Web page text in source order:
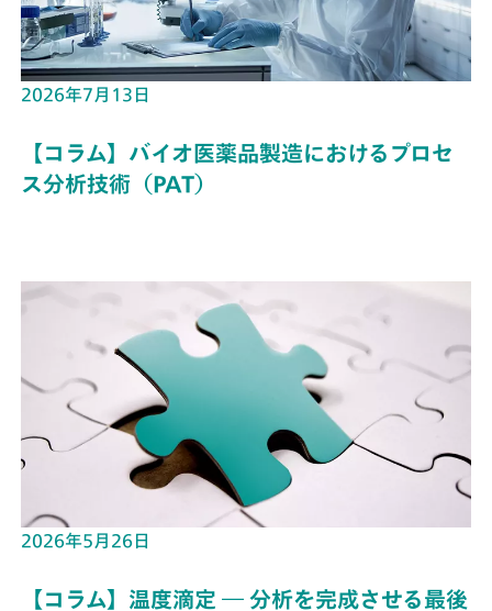
2026年7月13日
【コラム】バイオ医薬品製造におけるプロセ
ス分析技術（PAT）
2026年5月26日
【コラム】温度滴定 ― 分析を完成させる最後